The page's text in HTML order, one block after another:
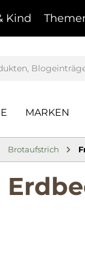
Kind
MARKEN
Brotaufstrich